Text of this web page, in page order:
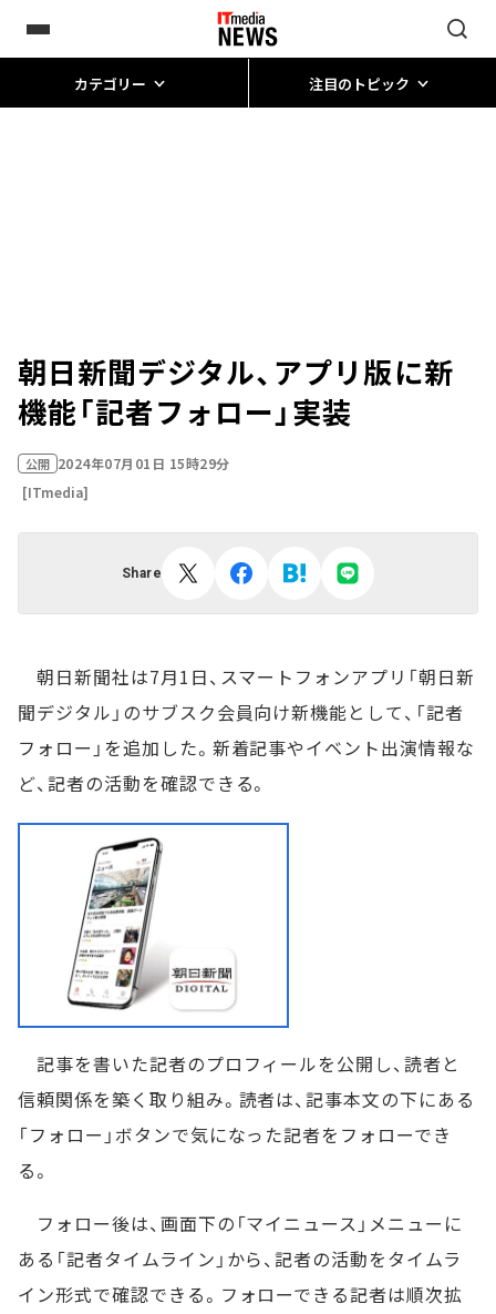
カテゴリー 注目のトピック
朝日新聞デジタル、アプリ版に新
機能「記者フォロー」実装
公開 2024年07月01日 15時29分
[ITmedia]
Share
朝日新聞社は7月1日、スマートフォンアプリ「朝日新
聞デジタル」のサブスク会員向け新機能として、「記者
フォロー」を追加した。新着記事やイベント出演情報な
ど、記者の活動を確認できる。
記事を書いた記者のプロフィールを公開し、読者と
信頼関係を築く取り組み。読者は、記事本文の下にある
「フォロー」ボタンで気になった記者をフォローでき
る。
フォロー後は、画面下の「マイニュース」メニューに
ある「記者タイムライン」から、記者の活動をタイムラ
イン形式で確認できる。フォローできる記者は順次拡